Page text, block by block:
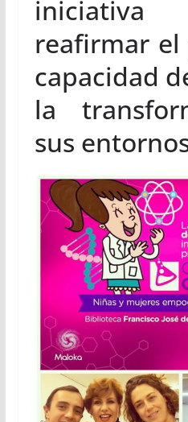
reafirmar
capacidad
la
sus